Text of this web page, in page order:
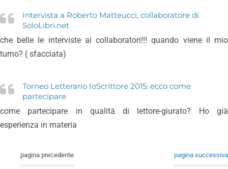
Intervista a Roberto Matteucci, collaboratore di
SoloLibri.net
che belle le interviste ai collaboratori!!! quando viene il mio
turno? ( sfacciata)
Torneo Letterario IoScrittore 2015: ecco come
partecipare
come partecipare in qualità di lettore-giurato? Ho già
esperienza in materia
pagina precedente pagina successiva